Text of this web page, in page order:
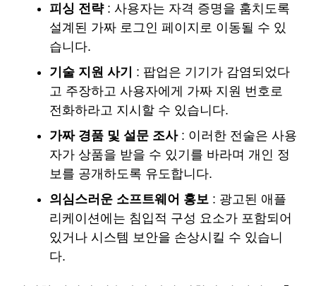
피싱 전략: 사용자는 자격 증명을 훔치도록
설계된 가짜 로그인 페이지로 이동될 수 있
습니다.
기술 지원 사기
: 팝업은 기기가 감염되었다
고 주장하고 사용자에게 가짜 지원 번호로
전화하라고 지시할 수 있습니다.
가짜 경품 및 설문 조사: 이러한 전술은 사용
자가 상품을 받을 수 있기를 바라며 개인 정
보를 공개하도록 유도합니다.
의심스러운 소프트웨어 홍보 : 광고된 애플
리케이션에는 침입적 구성 요소가 포함되어
있거나 시스템 보안을 손상시킬 수 있습니
다.